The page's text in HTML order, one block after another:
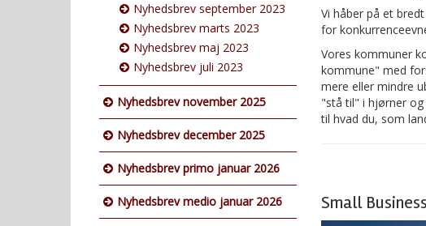
Nyhedsbrev september 2023
Nyhedsbrev marts 2023
Nyhedsbrev maj 2023
Nyhedsbrev juli 2023
Nyhedsbrev november 2025
Nyhedsbrev december 2025
Nyhedsbrev primo januar 2026
Nyhedsbrev medio januar 2026
Vi håber på et
for
Vores kommuner
kommune" med
mere eller mindre
"stå til" i hjørner
til hvad du, som
Small